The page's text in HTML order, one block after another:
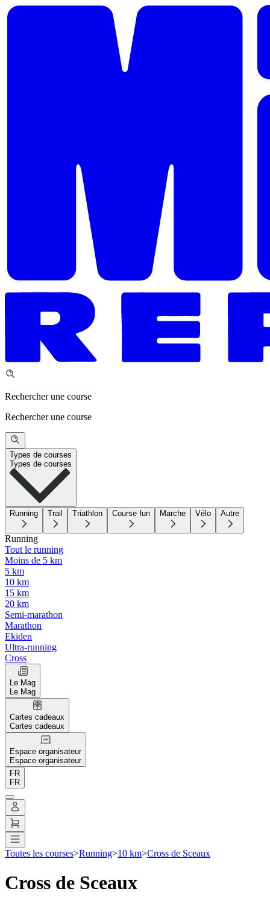
Rechercher une course
Rechercher une course
Types de courses
Types de courses
Running Trail Triathlon Course fun Marche Vélo Autre
Running
Tout le running
Moins de 5 km
5 km
10 km
15 km
20 km
Semi-marathon
Marathon
Ekiden
Ultra-running
Cross
Le Mag
Le Mag
Cartes cadeaux
Cartes cadeaux
Espace organisateur
Espace organisateur
FR
FR
Toutes les courses>Running>10 km>Cross de Sceaux
Cross de Sceaux